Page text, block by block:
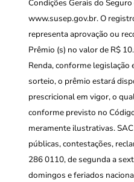
Condições Gerais do
www.susep.gov.br. O
representa aprovação ou
Prêmio (s) no valor de R$
Renda, conforme legislação
sorteio, o prêmio estará
prescricional em vigor, o
conforme previsto no
meramente ilustrativas.
públicas, contestações,
286 0110, de segunda a
domingos e feriados